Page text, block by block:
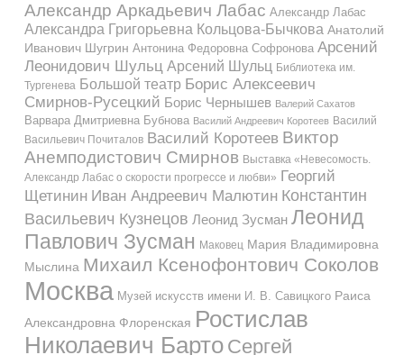
Александр Аркадьевич Лабас Александр Лабас
Александра Григорьевна Кольцова-Бычкова Анатолий
Иванович Шугрин Антонина Федоровна Софронова Арсений
Леонидович Шульц Арсений Шульц Библиотека им.
Тургенева Большой театр Борис Алексеевич
Смирнов-Русецкий Борис Чернышев Валерий Сахатов
Варвара Дмитриевна Бубнова Василий Андреевич Коротеев Василий
Васильевич Почиталов Василий Коротеев Виктор
Анемподистович Смирнов Выставка «Невесомость.
Александр Лабас о скорости прогрессе и любви» Георгий
Щетинин Иван Андреевич Малютин Константин
Васильевич Кузнецов Леонид Зусман Леонид
Павлович Зусман Маковец Мария Владимировна
Мыслина Михаил Ксенофонтович Соколов
Москва Музей искусств имени И. В. Савицкого Раиса
Александровна Флоренская Ростислав
Николаевич Барто Сергей